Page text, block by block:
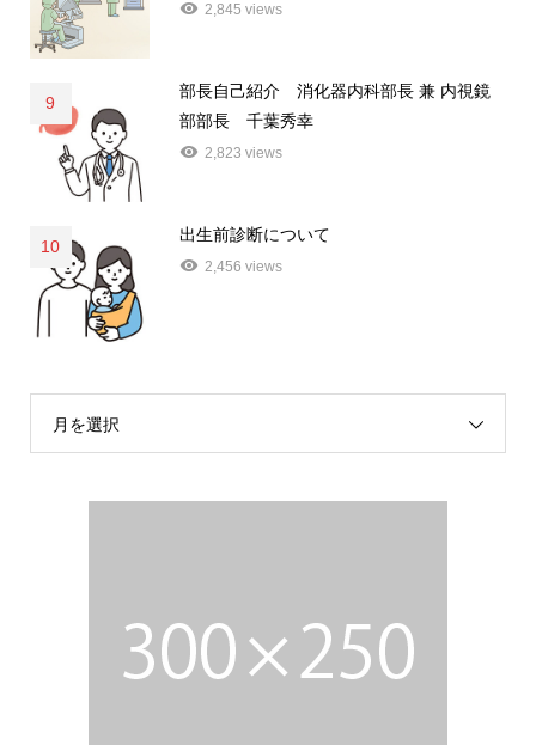
2,845 views
9
部長自己紹介 消化器内科部長 兼 内視鏡
部部長 千葉秀幸
2,823 views
10
出生前診断について
2,456 views
月を選択